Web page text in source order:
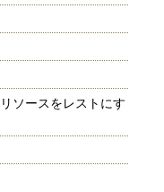
ソースをレストにす